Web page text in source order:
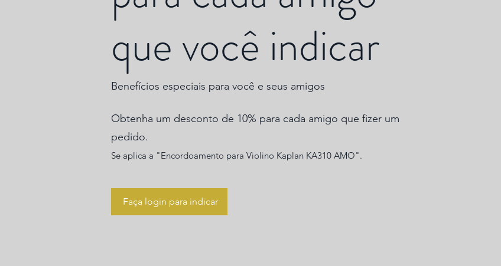
que você indicar
Benefícios especiais para você e seus amigos
Obtenha um desconto de 10% para cada amigo que fizer um
pedido.
Se aplica a "Encordoamento para Violino Kaplan KA310 AMO".
Faça login para indicar